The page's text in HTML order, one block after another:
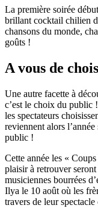
La première soirée
brillant cocktail chilien
chansons du monde,
goûts !
A vous de
Une autre facette à
c’est le choix du public
les spectateurs
reviennent alors
public !
Cette année les «
plaisir à retrouver
musiciennes bourrées
Ilya le 10 août où les
travers de leur spectacle